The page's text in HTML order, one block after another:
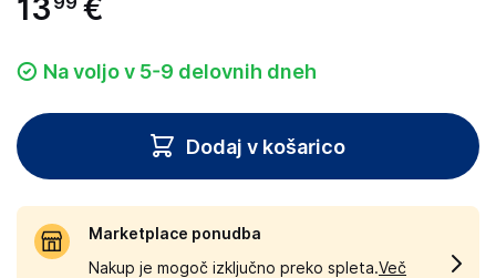
13 €
Na voljo v 5-9 delovnih dneh
Dodaj v košarico
Marketplace ponudba
Nakup je mogoč izključno preko spleta.Več